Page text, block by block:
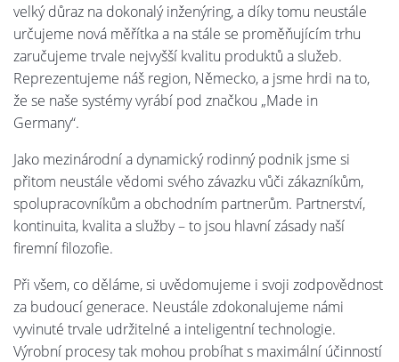
velký důraz na dokonalý inženýring, a díky tomu neustále
určujeme nová měřítka a na stále se proměňujícím trhu
zaručujeme trvale nejvyšší kvalitu produktů a služeb.
Reprezentujeme náš region, Německo, a jsme hrdi na to,
že se naše systémy vyrábí pod značkou „Made in
Germany“.
Jako mezinárodní a dynamický rodinný podnik jsme si
přitom neustále vědomi svého závazku vůči zákazníkům,
spolupracovníkům a obchodním partnerům. Partnerství,
kontinuita, kvalita a služby – to jsou hlavní zásady naší
firemní filozofie.
Při všem, co děláme, si uvědomujeme i svoji zodpovědnost
za budoucí generace. Neustále zdokonalujeme námi
vyvinuté trvale udržitelné a inteligentní technologie.
Výrobní procesy tak mohou probíhat s maximální účinností